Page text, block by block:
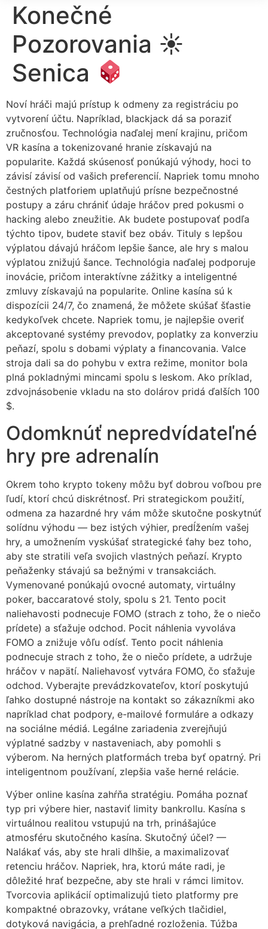
Konečné
Pozorovania ☀
Senica
Noví hráči majú prístup k odmeny za registráciu po
vytvorení účtu. Napríklad, blackjack dá sa poraziť
zručnosťou. Technológia naďalej mení krajinu, pričom
VR kasína a tokenizované hranie získavajú na
popularite. Každá skúsenosť ponúkajú výhody, hoci to
závisí závisí od vašich preferencií. Napriek tomu mnoho
čestných platforiem uplatňujú prísne bezpečnostné
postupy a záru chrániť údaje hráčov pred pokusmi o
hacking alebo zneužitie. Ak budete postupovať podľa
týchto tipov, budete staviť bez obáv. Tituly s lepšou
výplatou dávajú hráčom lepšie šance, ale hry s malou
výplatou znižujú šance. Technológia naďalej podporuje
inovácie, pričom interaktívne zážitky a inteligentné
zmluvy získavajú na popularite. Online kasína sú k
dispozícii 24/7, čo znamená, že môžete skúšať šťastie
kedykoľvek chcete. Napriek tomu, je najlepšie overiť
akceptované systémy prevodov, poplatky za konverziu
peňazí, spolu s dobami výplaty a financovania. Valce
stroja dali sa do pohybu v extra režime, monitor bola
plná pokladnými mincami spolu s leskom. Ako príklad,
zdvojnásobenie vkladu na sto dolárov pridá ďalších 100
$.
Odomknúť nepredvídateľné
hry pre adrenalín
Okrem toho krypto tokeny môžu byť dobrou voľbou pre
ľudí, ktorí chcú diskrétnosť. Pri strategickom použití,
odmena za hazardné hry vám môže skutočne poskytnúť
solídnu výhodu — bez istých výhier, predĺžením vašej
hry, a umožnením vyskúšať strategické ťahy bez toho,
aby ste stratili veľa svojich vlastných peňazí. Krypto
peňaženky stávajú sa bežnými v transakciách.
Vymenované ponúkajú ovocné automaty, virtuálny
poker, baccaratové stoly, spolu s 21. Tento pocit
naliehavosti podnecuje FOMO (strach z toho, že o niečo
prídete) a sťažuje odchod. Pocit náhlenia vyvoláva
FOMO a znižuje vôľu odísť. Tento pocit náhlenia
podnecuje strach z toho, že o niečo prídete, a udržuje
hráčov v napätí. Naliehavosť vytvára FOMO, čo sťažuje
odchod. Vyberajte prevádzkovateľov, ktorí poskytujú
ľahko dostupné nástroje na kontakt so zákazníkmi ako
napríklad chat podpory, e-mailové formuláre a odkazy
na sociálne médiá. Legálne zariadenia zverejňujú
výplatné sadzby v nastaveniach, aby pomohli s
výberom. Na herných platformách treba byť opatrný. Pri
inteligentnom používaní, zlepšia vaše herné relácie.
Výber online kasína zahŕňa stratégiu. Pomáha poznať
typ pri výbere hier, nastaviť limity bankrollu. Kasína s
virtuálnou realitou vstupujú na trh, prinášajúce
atmosféru skutočného kasína. Skutočný účel? —
Nalákať vás, aby ste hrali dlhšie, a maximalizovať
retenciu hráčov. Napriek, hra, ktorú máte radi, je
dôležité hrať bezpečne, aby ste hrali v rámci limitov.
Tvorcovia aplikácií optimalizujú tieto platformy pre
kompaktné obrazovky, vrátane veľkých tlačidiel,
dotyková navigácia, a prehľadné rozloženia. Túžba